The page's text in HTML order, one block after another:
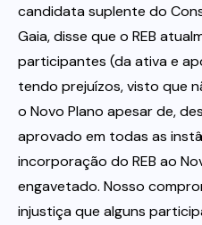
candidata suplente do
Gaia, disse que o REB
participantes (da ativa e
tendo prejuízos, visto que
o Novo Plano apesar de,
aprovado em todas as
incorporação do REB ao
engavetado. Nosso
injustiça que alguns